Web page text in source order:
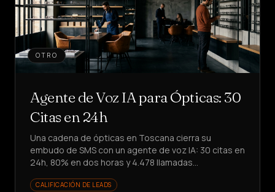
OTRO
Agente de Voz IA para Ópticas: 30
Citas en 24h
Una cadena de ópticas en Toscana cierra su
embudo de SMS con un agente de voz IA: 30 citas en
24h, 80% en dos horas y 4.478 llamadas
CALIFICACIÓN DE LEADS